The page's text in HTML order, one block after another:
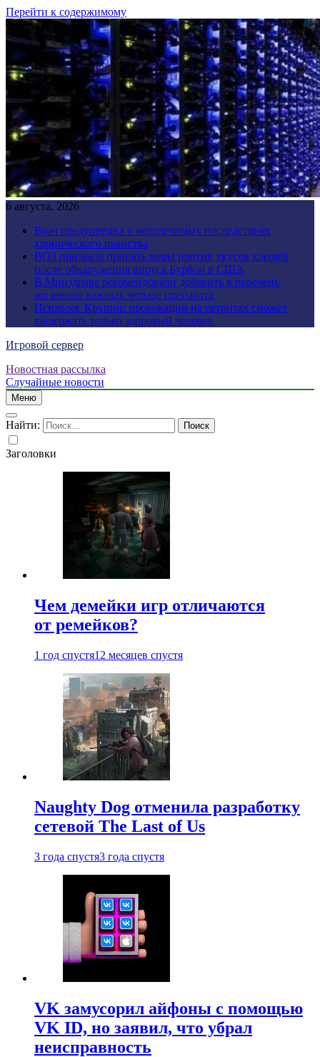
Перейти к содержимому
6 августа, 2026
Врач предупредил о неизлечимых последствиях
хронического пьянства
ВОЗ призвала принять меры против укусов клещей
после обнаружения вируса Бурбон в США
В Минздраве рекомендовали добавить в перечень
жизненно важных четыре препарата
Психолог Крупин: провокации на ретритах сможет
выдержать только здоровый человек
Игровой сервер
Новостная рассылка
Случайные новости
Меню
Найти:
Заголовки
Чем демейки игр отличаются
от ремейков?
1 год спустя12 месяцев спустя
Naughty Dog отменила разработку
сетевой The Last of Us
3 года спустя3 года спустя
VK замусорил айфоны с помощью
VK ID, но заявил, что убрал
неисправность